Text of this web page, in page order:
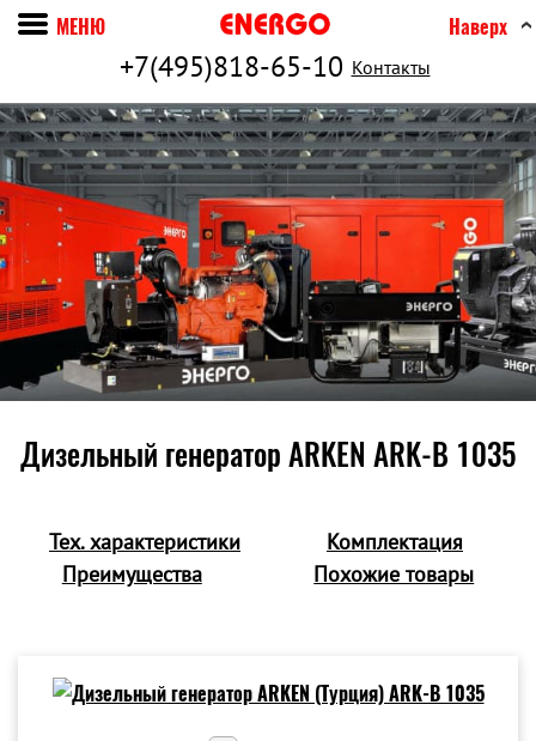
+7(495)818-65-10 Контакты
МЕНЮ Наверх
Дизельный генератор ARKEN ARK-B 1035
Тех. характеристики
Комплектация
Преимущества
Похожие товары